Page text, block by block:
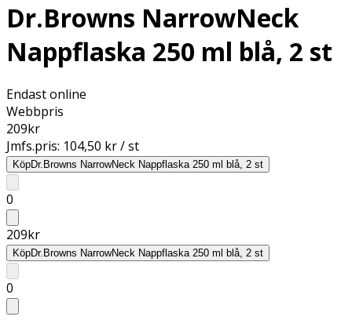
Dr.Browns NarrowNeck
Nappflaska 250 ml blå, 2 st
Endast online
Webbpris
209kr
Jmfs.pris: 104,50 kr / st
KöpDr.Browns NarrowNeck Nappflaska 250 ml blå, 2 st
0
209kr
KöpDr.Browns NarrowNeck Nappflaska 250 ml blå, 2 st
0